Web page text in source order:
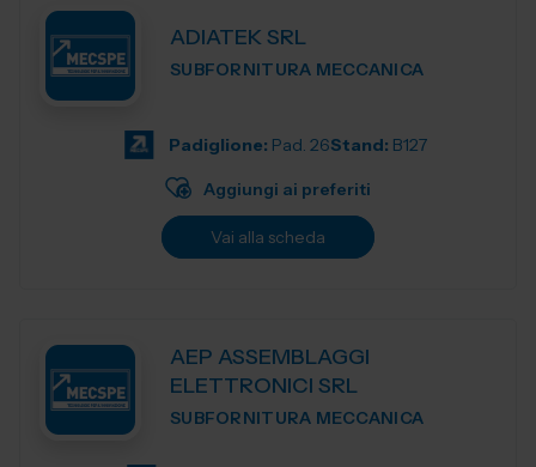
ADIATEK SRL
SUBFORNITURA MECCANICA
Padiglione: Pad. 26Stand: B127
Aggiungi ai preferiti
Vai alla scheda
AEP ASSEMBLAGGI
ELETTRONICI SRL
SUBFORNITURA MECCANICA